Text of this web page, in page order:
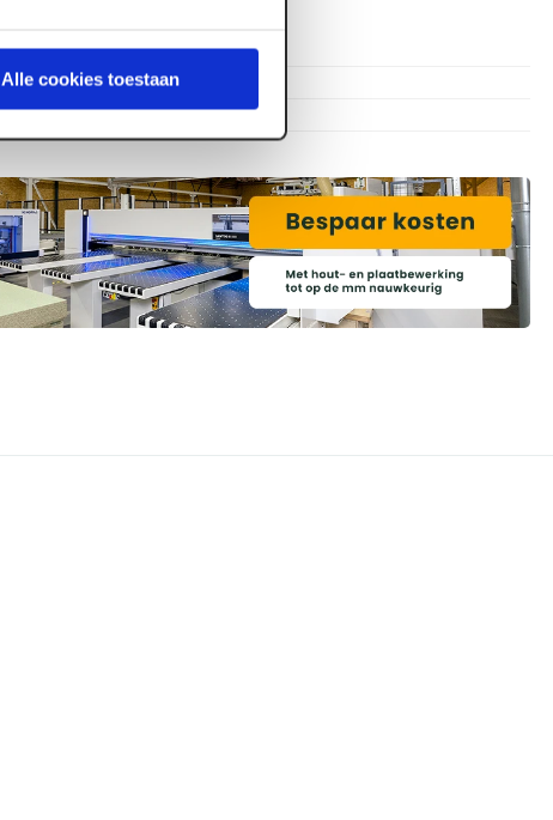
Alle cookies toestaan
360 mm
200 mm
90 mm